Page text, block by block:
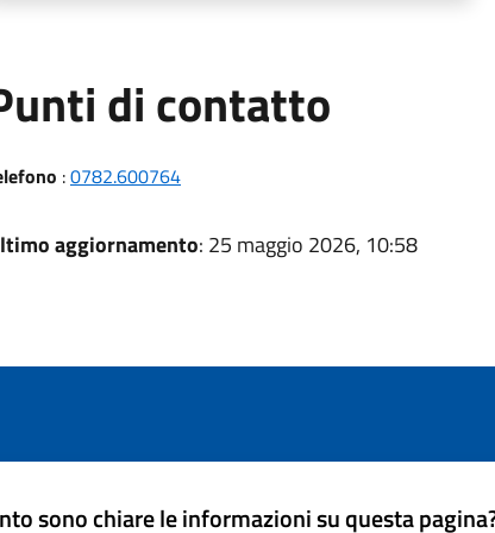
di contatto
:0782.600764
aggiornamento: 25 maggio 2026, 10:58
sono chiare le informazioni su questa